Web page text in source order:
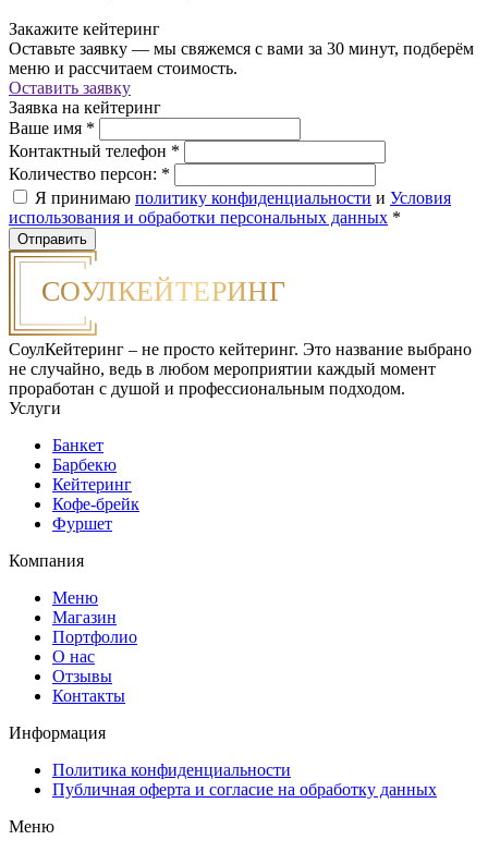
Закажите кейтеринг
Оставьте заявку — мы свяжемся с вами за 30 минут, подберём
меню и рассчитаем стоимость.
Оставить заявку
Заявка на кейтеринг
Ваше имя *
Контактный телефон *
Количество персон: *
Я принимаю политику конфиденциальности и Условия
использования и обработки персональных данных *
СоулКейтеринг – не просто кейтеринг. Это название выбрано
не случайно, ведь в любом мероприятии каждый момент
проработан с душой и профессиональным подходом.
Услуги
Банкет
Барбекю
Кейтеринг
Кофе-брейк
Фуршет
Компания
Меню
Магазин
Портфолио
О нас
Отзывы
Контакты
Информация
Политика конфиденциальности
Публичная оферта и согласие на обработку данных
Меню